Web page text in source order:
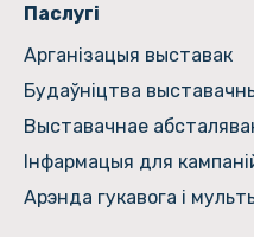
Паслугі
Арганізацыя выставак
Будаўніцтва
Выставачнае
Інфармацыя для
Арэнда гукавога і